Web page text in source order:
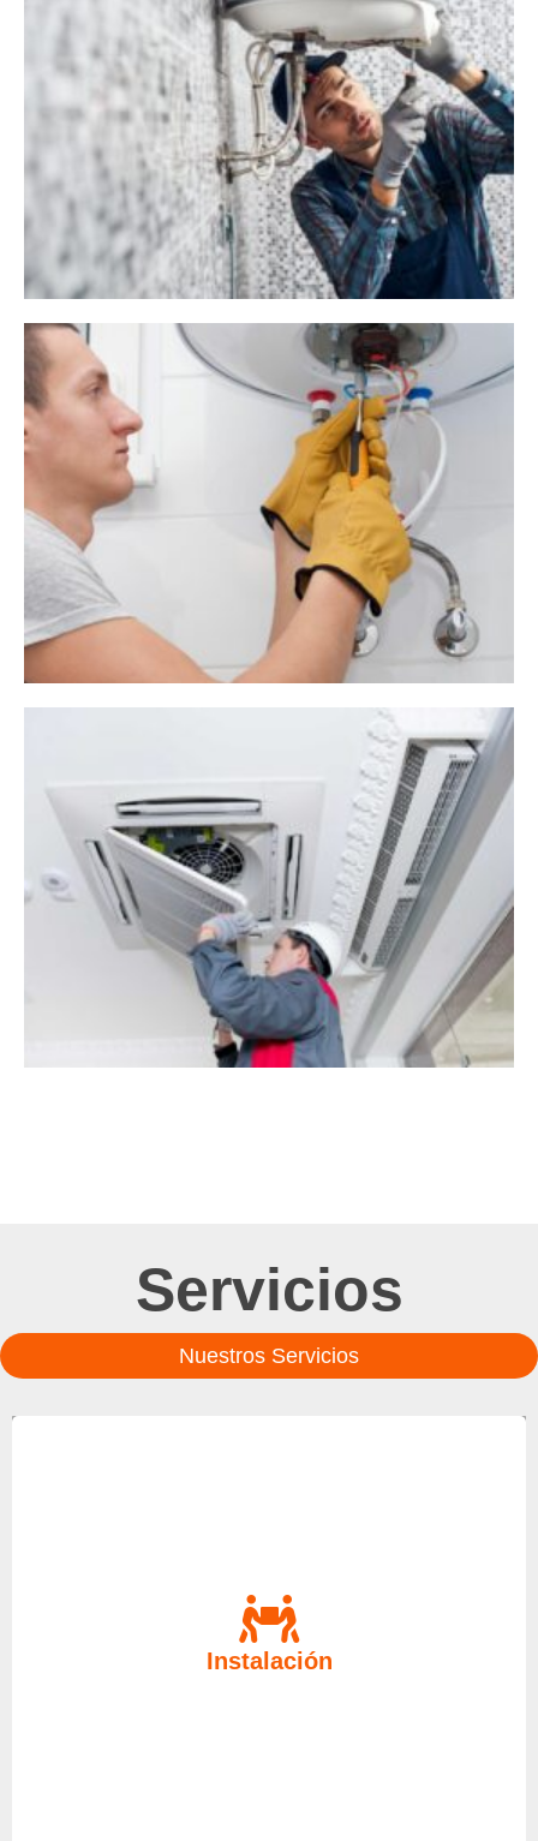
Servicios
Nuestros Servicios
Instalación
Para realizar una instalación económica, no dude
en contactar con nosotros, le ayudaremos en todo
lo que necesite porque disponemos del mejor